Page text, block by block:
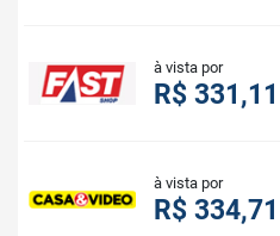
à vista por
R$ 331,11
à vista por
R$ 334,71